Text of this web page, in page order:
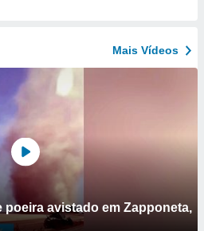
Mais Vídeos
poeira avistado em Zapponeta,